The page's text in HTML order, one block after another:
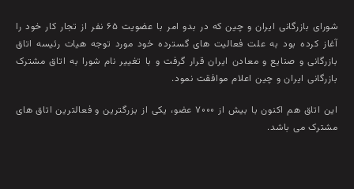
شورای بازرگانی ایران و چین که در بدو امر با عضويت ۶۵ نفر از تجار کار خود را
آغاز کرده بود به علت فعاليت‌ های گسترده خود مورد توجه هيات رئيسه اتاق
بازرگانی و صنايع و معادن ايران قرار گرفت و با تغيير نام شورا به اتاق مشترک
بازرگانی ايران و چين اعلام موافقت نمود.
این اتاق هم‌ اکنون با بيش از ۷۰۰۰ عضو، يکی از بزرگترين و فعالترين اتاق‌ های
مشترک می باشد.